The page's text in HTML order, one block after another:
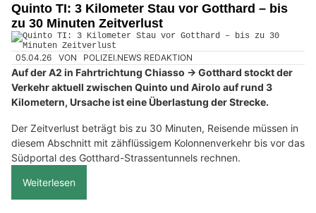
Quinto TI: 3 Kilometer Stau vor Gotthard – bis
zu 30 Minuten Zeitverlust
05.04.26 VON POLIZEI.NEWS REDAKTION
Auf der A2 in Fahrtrichtung Chiasso → Gotthard stockt der
Verkehr aktuell zwischen Quinto und Airolo auf rund 3
Kilometern, Ursache ist eine Überlastung der Strecke.
Der Zeitverlust beträgt bis zu 30 Minuten, Reisende müssen in
diesem Abschnitt mit zähflüssigem Kolonnenverkehr bis vor das
Südportal des Gotthard-Strassentunnels rechnen.
Weiterlesen